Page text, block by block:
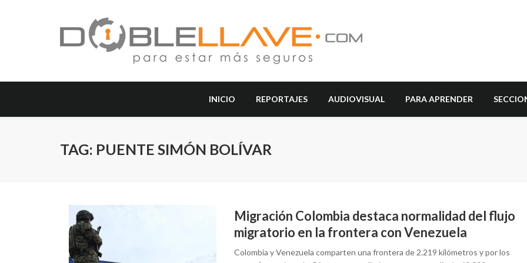
INICIO REPORTAJES AUDIOVISUAL PARA APRENDER
TAG: PUENTE SIMÓN BOLÍVAR
Migración Colombia destaca normalidad del flujo
migratorio en la frontera con Venezuela
Colombia y Venezuela comparten una frontera de 2.219 kilómetros y por los